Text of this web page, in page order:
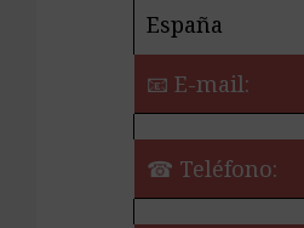
España
📧 E-mail:
☎ Teléfono: